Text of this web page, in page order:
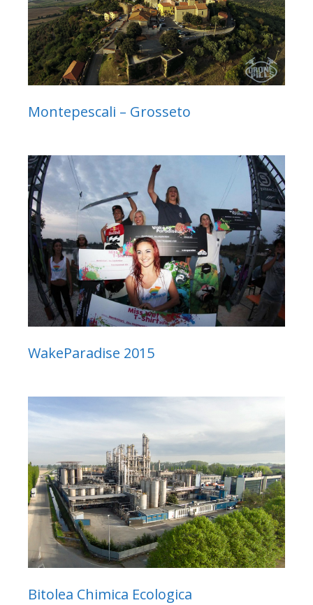
Montepescali – Grosseto
WakeParadise 2015
Bitolea Chimica Ecologica